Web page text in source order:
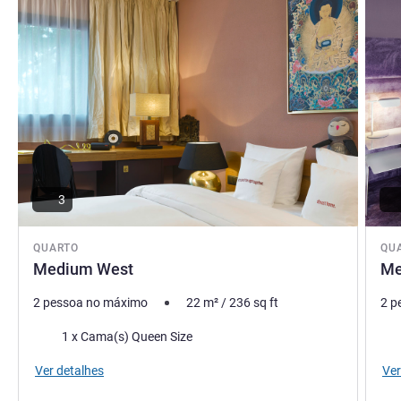
QUARTO
Medium West
3
2 pessoa no máximo 22 m²/236sq ft
Cama1 x Cama(s) Queen Size
Ver detalhes
2